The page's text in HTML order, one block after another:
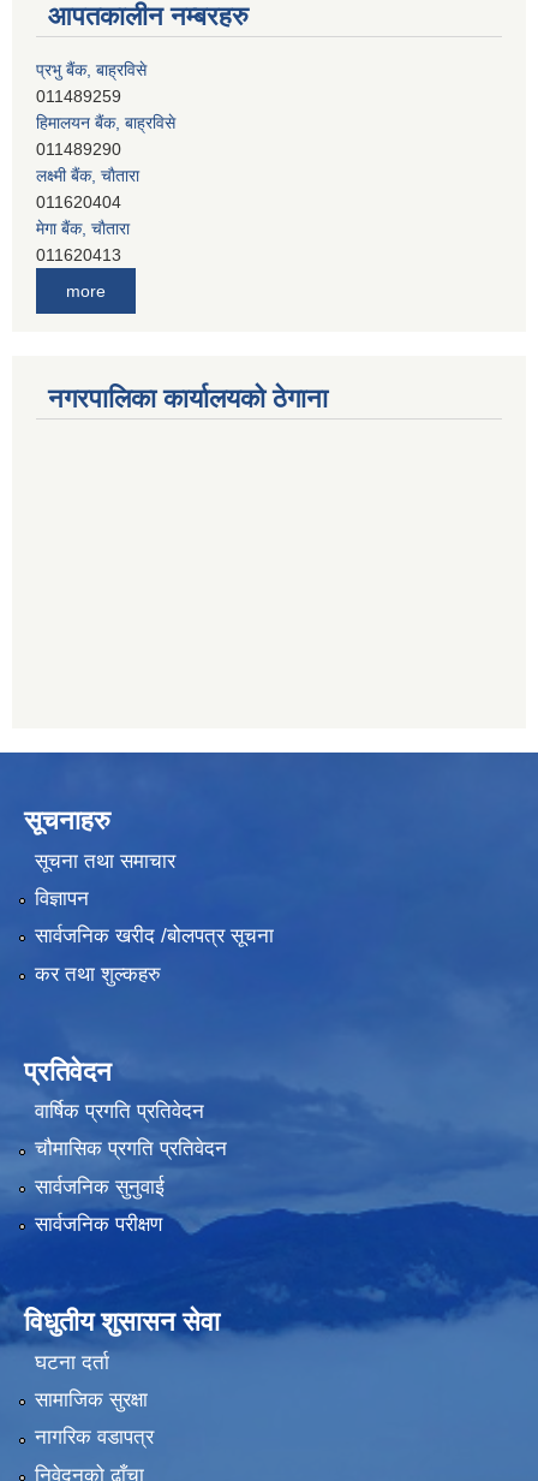
आपतकालीन नम्बरहरु
प्रभु बैंक, बाह्रविसे
हिमालयन बैंक, बाह्रविसे
011489290
लक्ष्मी बैंक, चाैतारा
011620404
मेगा बैंक, चाैतारा
011620413
जनता बैंक, चाैतारा
011620406
देव विकास बैंक, बाह्रविसे
011401005
सिभिल बैंक, मेलम्ची
011401055
more
नगरपालिका कार्यालयको ठेगाना
सूचनाहरु
सूचना तथा समाचार
विज्ञापन
सार्वजनिक खरीद /बोलपत्र सूचना
कर तथा शुल्कहरु
प्रतिवेदन
वार्षिक प्रगति प्रतिवेदन
चौमासिक प्रगति प्रतिवेदन
सार्वजनिक सुनुवाई
सार्वजनिक परीक्षण
विधुतीय शुसासन सेवा
घटना दर्ता
सामाजिक सुरक्षा
नागरिक वडापत्र
निवेदनको ढाँचा